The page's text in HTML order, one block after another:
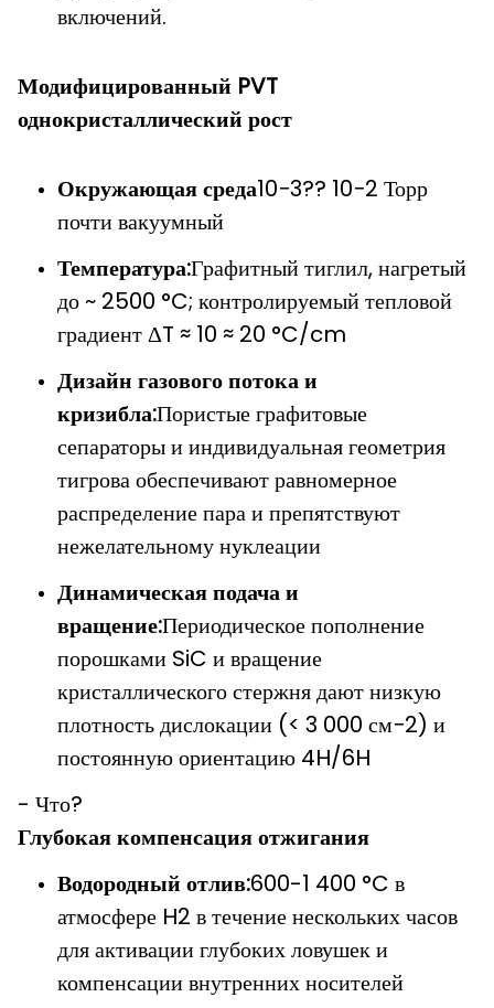
включений.
Модифицированный PVT
однокристаллический рост
Окружающая среда10−3?? 10−2 Торр
почти вакуумный
Температура:Графитный тиглил, нагретый
до ~ 2500 °C; контролируемый тепловой
градиент ΔT ≈ 10 ≈ 20 °C/cm
Дизайн газового потока и
кризибла:Пористые графитовые
сепараторы и индивидуальная геометрия
тигрова обеспечивают равномерное
распределение пара и препятствуют
нежелательному нуклеации
Динамическая подача и
вращение:Периодическое пополнение
порошками SiC и вращение
кристаллического стержня дают низкую
плотность дислокации (< 3 000 см−2) и
постоянную ориентацию 4H/6H
- Что?
Глубокая компенсация отжигания
Водородный отлив:600-1 400 °C в
атмосфере H2 в течение нескольких часов
для активации глубоких ловушек и
компенсации внутренних носителей